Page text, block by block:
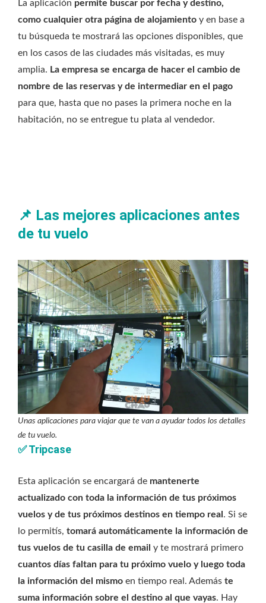
La aplicación permite buscar por fecha y destino,
como cualquier otra página de alojamiento y en base a
tu búsqueda te mostrará las opciones disponibles, que
en los casos de las ciudades más visitadas, es muy
amplia. La empresa se encarga de hacer el cambio de
nombre de las reservas y de intermediar en el pago
para que, hasta que no pases la primera noche en la
habitación, no se entregue tu plata al vendedor.
📌 Las mejores aplicaciones antes
de tu vuelo
Unas aplicaciones para viajar que te van a ayudar todos los detalles
de tu vuelo.
✅Tripcase
Esta aplicación se encargará de mantenerte
actualizado con toda la información de tus próximos
vuelos y de tus próximos destinos en tiempo real . Si se
lo permitís, tomará automáticamente la información de
tus vuelos de tu casilla de email y te mostrará primero
cuantos días faltan para tu próximo vuelo y luego toda
la información del mismo en tiempo real. Además te
suma información sobre el destino al que vayas. Hay